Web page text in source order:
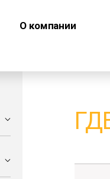
О компании